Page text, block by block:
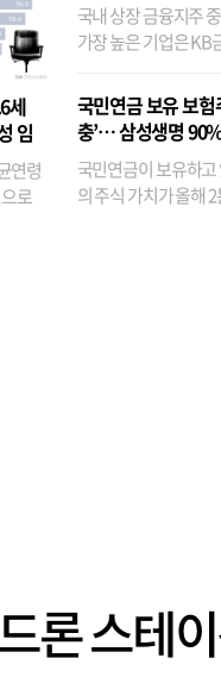
세
임
연령
로
국내 상장 금융지주
가장 높은 기업은 KB
융이었다. 특히 KB금
기관투자자 지분율이
국민연금 보유 보험
충’… 삼성생명
국민연금이 보유하
의 주식 가치가 올해
론 스테